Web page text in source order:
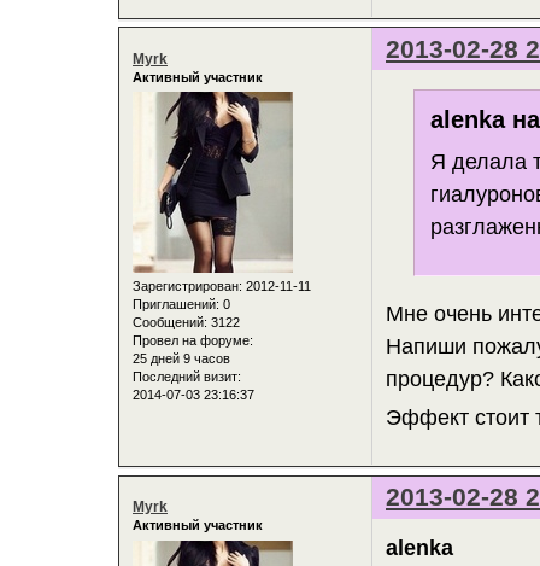
2013-02-28
Myrk
Активный участник
Зарегистрирован: 2012-11-11
Приглашений: 0
Сообщений: 3122
Провел на форуме:
25 дней 9 часов
Последний визит:
2014-07-03 23:16:37
alenka
Я делала
Мне очень
Напиши
процедур?
Эффект стоит
2013-02-28
Myrk
Активный участник
alenka